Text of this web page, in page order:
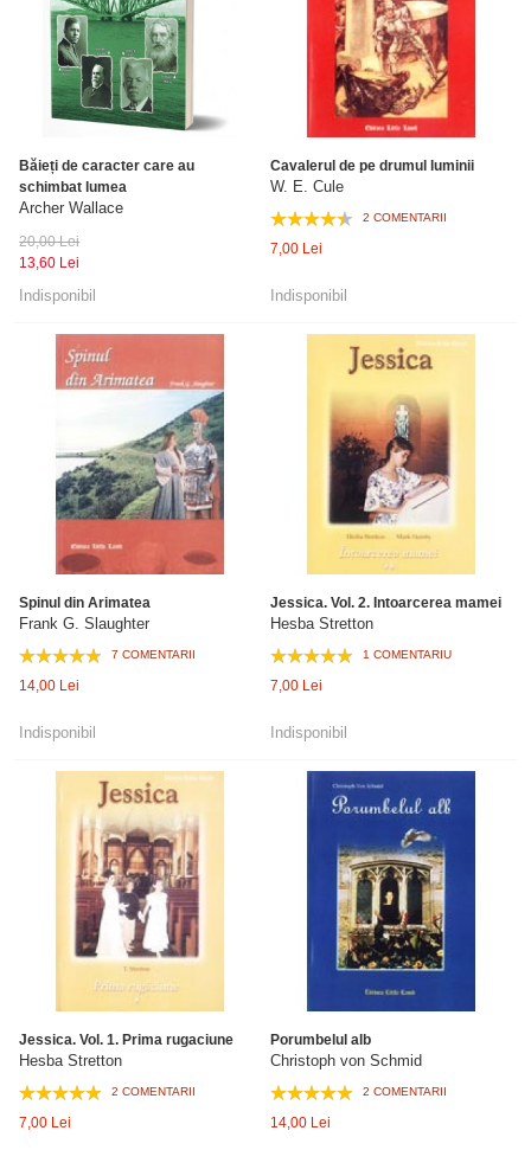
Băieți de caracter care au
schimbat lumea
Archer Wallace
20,00 Lei
13,60 Lei
Indisponibil
Cavalerul de pe drumul luminii
W. E. Cule
2 COMENTARII
7,00 Lei
Indisponibil
Spinul din Arimatea
Frank G. Slaughter
7 COMENTARII
14,00 Lei
Indisponibil
Jessica. Vol. 2. Intoarcerea mamei
Hesba Stretton
1 COMENTARIU
7,00 Lei
Indisponibil
Jessica. Vol. 1. Prima rugaciune
Hesba Stretton
2 COMENTARII
7,00 Lei
Porumbelul alb
Christoph von Schmid
2 COMENTARII
14,00 Lei